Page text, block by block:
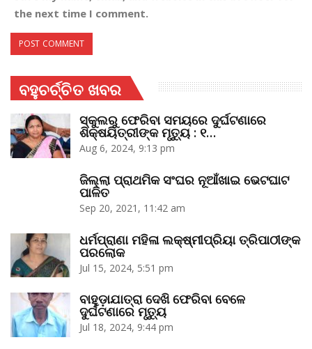
the next time I comment.
ବହୁଚର୍ଚ୍ଚିତ ଖବର
ସ୍କୁଲରୁ ଫେରିବା ସମୟରେ ଦୁର୍ଘଟଣାରେ
ଶିକ୍ଷୟିତ୍ରୀଙ୍କ ମୃତ୍ୟୁ : ୧…
Aug 6, 2024, 9:13 pm
ଜିଲ୍ଲା ପ୍ରାଥମିକ ସଂଘର ନୂଆଁଖାଇ ଭେଟଘାଟ
ପାଳିତ
Sep 20, 2021, 11:42 am
ଧର୍ମପ୍ରାଣା ମହିଳା ଲକ୍ଷ୍ମୀପ୍ରିୟା ତ୍ରିପାଠୀଙ୍କ
ପରଲୋକ
Jul 15, 2024, 5:51 pm
ବାହୁଡ଼ାଯାତ୍ରା ଦେଖି ଫେରିବା ବେଳେ
ଦୁର୍ଘଟଣାରେ ମୃତ୍ୟୁ
Jul 18, 2024, 9:44 pm